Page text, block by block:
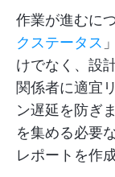
作業が進むに
クステータス
けでなく、設
関係者に適宜
ン遅延を防ぎ
を集める必要
レポートを作